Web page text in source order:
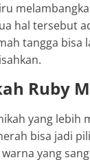
hal tersebut
tangga bisa
Ruby
yang lebih
bisa jadi
yang